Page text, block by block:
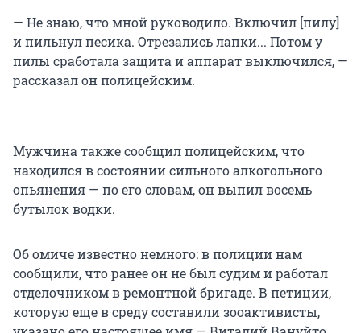
— Не знаю, что мной руководило. Включил [пилу]
и пильнул песика. Отрезались лапки... Потом у
пилы сработала защита и аппарат выключился, —
рассказал он полицейским.
Мужчина также сообщил полицейским, что
находился в состоянии сильного алкогольного
опьянения — по его словам, он выпил восемь
бутылок водки.
Об омиче известно немного: в полиции нам
сообщили, что ранее он не был судим и работал
отделочником в ремонтной бригаде. В петиции,
которую еще в среду составили зооактивисты,